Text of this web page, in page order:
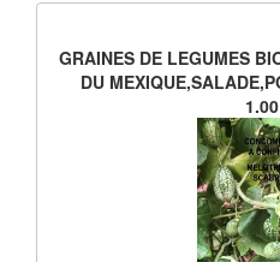
GRAINES DE LEGUMES
DU